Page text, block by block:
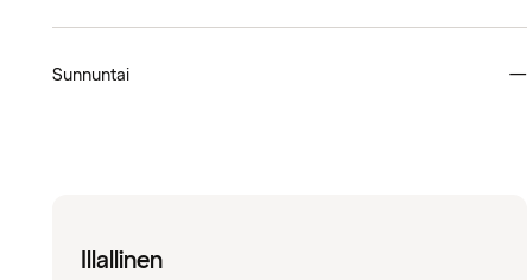
Sunnuntai —
Illallinen